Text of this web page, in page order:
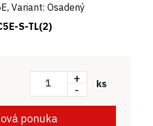
Variant: Osadený
S-TL(2)
+
- ks
ponuka